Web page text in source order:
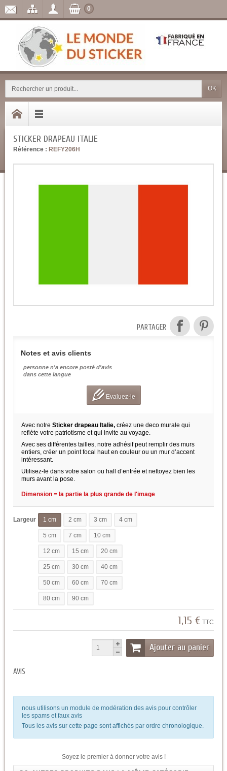
OK
0
STICKER DRAPEAU ITALIE
Référence : REFY206H
PARTAGER
Notes et avis clients
personne n'a encore posté d'avis
dans cette langue
Evaluez-le
Avec notre Sticker drapeau Italie, créez une deco murale qui
reflète votre patriotisme et qui invite au voyage.
Avec ses différentes tailles, notre adhésif peut remplir des murs
entiers, créer un point focal haut en couleur ou un mur d’accent
intéressant.
Utilisez-le dans votre salon ou hall d’entrée et nettoyez bien les
murs avant la pose.
Dimension = la partie la plus grande de l'image
Largeur 1 cm 2 cm 3 cm 4 cm
5 cm 7 cm 10 cm
12 cm 15 cm 20 cm
25 cm 30 cm 40 cm
50 cm 60 cm 70 cm
80 cm 90 cm
1,15 € TTC
Ajouter au panier
AVIS
nous utilisons un module de modération des avis pour contrôler
les spams et faux avis
Tous les avis sur cette page sont affichés par ordre chronologique.
Soyez le premier à donner votre avis !